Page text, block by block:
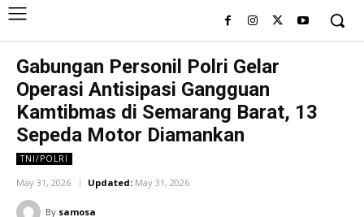
Gabungan Personil Polri Gelar
Operasi Antisipasi Gangguan
Kamtibmas di Semarang Barat, 13
Sepeda Motor Diamankan
TNI/POLRI
May 31, 2026 Updated: May 31, 2026
By samosa